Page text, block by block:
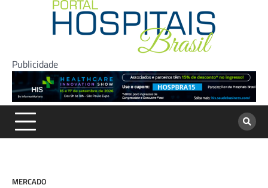
Publicidade
MERCADO